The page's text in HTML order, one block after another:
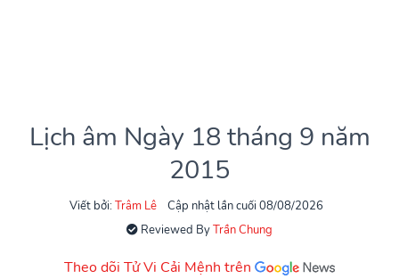
Lịch âm Ngày 18 tháng 9 năm
2015
Viết bởi: Trâm Lê
Cập nhật lần cuối 08/08/2026
Reviewed ByTrần Chung
Theo dõi Tử Vi Cải Mệnh trên